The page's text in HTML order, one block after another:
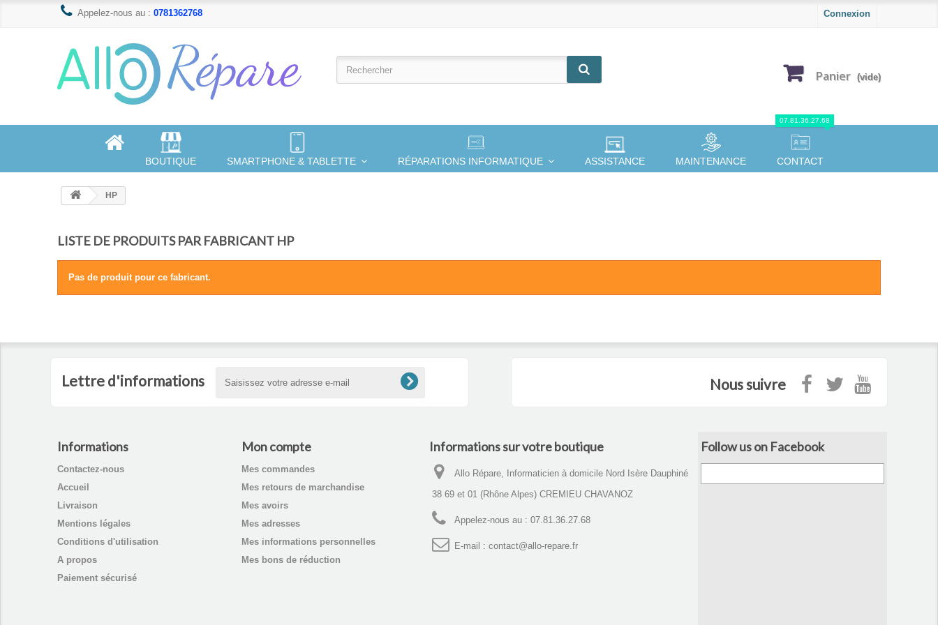
Connexion
Appelez-nous au : 0781362768
Panier (vide)
BOUTIQUE SMARTPHONE & TABLETTE RÉPARATIONS INFORMATIQUE ASSISTANCE MAINTENANCE CONTACT
07.81.36.27.68
HP
LISTE DE PRODUITS PAR FABRICANT HP
Pas de produit pour ce fabricant.
Lettre d'informations Nous suivre
Informations
Contactez-nous
Accueil
Livraison
Mentions légales
Conditions d'utilisation
A propos
Paiement sécurisé
Mon compte
Mes commandes
Mes retours de marchandise
Mes avoirs
Mes adresses
Mes informations personnelles
Mes bons de réduction
Informations sur votre boutique
Allo Répare, Informaticien à domicile Nord Isère Dauphiné
38 69 et 01 (Rhône Alpes) CREMIEU CHAVANOZ
Appelez-nous au : 07.81.36.27.68
E-mail : contact@allo-repare.fr
Follow us on Facebook